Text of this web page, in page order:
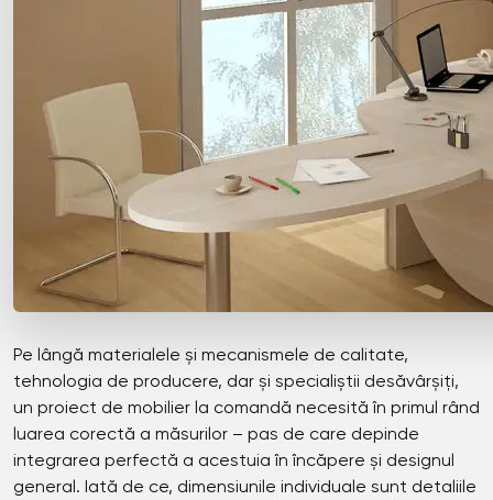
Pe lângă materialele și mecanismele de calitate,
tehnologia de producere, dar și specialiștii desăvârșiți,
un proiect de mobilier la comandă necesită în primul rând
luarea corectă a măsurilor – pas de care depinde
integrarea perfectă a acestuia în încăpere și designul
general. Iată de ce, dimensiunile individuale sunt detaliile